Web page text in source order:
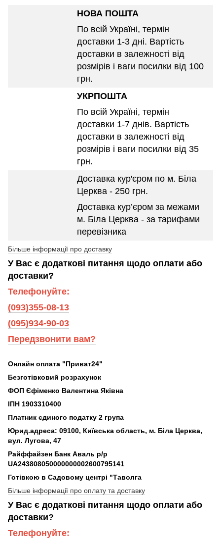
НОВА ПОШТА
По всій Україні, термін
доставки 1-3 дні. Вартість
доставки в залежності від
розмірів і ваги посилки від 100
грн.
УКРПОШТА
По всій Україні, термін
доставки 1-7 днів. Вартість
доставки в залежності від
розмірів і ваги посилки від 35
грн.
Доставка кур'єром по м. Біла
Церква - 250 грн.
Доставка кур’єром за межами
м. Біла Церква - за тарифами
перевізника
Більше інформації про доставку
У Вас є додаткові питання щодо оплати або
доставки?
Телефонуйте:
(093)355-08-13
(095)934-90-03
Передзвонити вам?
Онлайн оплата "Приват24"
Безготівковий розрахунок
ФОП Єфіменко Валентина Яківна
ІПН 1903310400
Платник єдиного податку 2 група
Юрид.адреса: 09100, Київська область, м. Біла Церква,
вул. Лугова, 47
Райффайзен Банк Аваль р/р
UA243808050000000002600795141
Готівкою в Садовому центрі "Таволга
Більше інформації про оплату та доставку
У Вас є додаткові питання щодо оплати або
доставки?
Телефонуйте: